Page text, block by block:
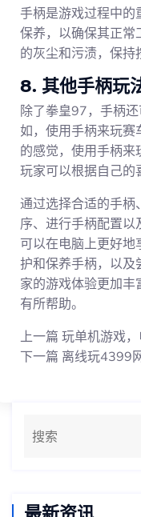
手柄是游戏过程中的
保养，以确保其正常
的灰尘和污渍，保持
8. 其他手柄玩
除了拳皇97，手柄
如，使用手柄来玩赛
的感觉，使用手柄来
玩家可以根据自己的
通过选择合适的手柄
序、进行手柄配置以
可以在电脑上更好
护和保养手柄，以及
家的游戏体验更加
有所帮助。
上一篇 玩单机游戏
下一篇 离线玩4399